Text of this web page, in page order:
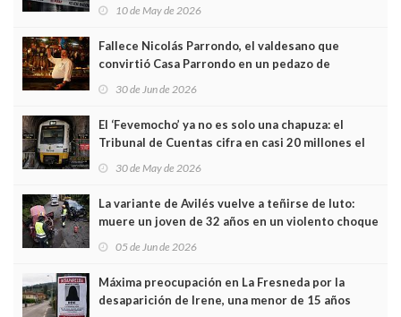
10 de May de 2026
Fallece Nicolás Parrondo, el valdesano que
convirtió Casa Parrondo en un pedazo de
30 de Jun de 2026
El ‘Fevemocho’ ya no es solo una chapuza: el
Tribunal de Cuentas cifra en casi 20 millones el
30 de May de 2026
La variante de Avilés vuelve a teñirse de luto:
muere un joven de 32 años en un violento choque
05 de Jun de 2026
Máxima preocupación en La Fresneda por la
desaparición de Irene, una menor de 15 años